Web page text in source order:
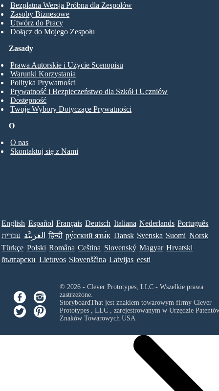
Bezpłatna Wersja Próbna dla Zespołów
Zasoby Biznesowe
Utwórz do Pracy
Dołącz do Mojego Zespołu
O
O nas
Skontaktuj się z Nami
Zasady
Prawa Autorskie i Użycie Scenopisu
Warunki Korzystania
Polityka Prywatności
Prywatność i Bezpieczeństwo dla Szkół i Uczniów
Dostępność
Twoje Wybory Dotyczące Prywatności
English Español Français Deutsch Italiana Nederlands Português
עברית العَرَبِيَّة हिन्दी ру́сский язы́к Dansk Svenska Suomi Norsk
Türkçe Polski Româna Ceština Slovenský Magyar Hrvatski
български Lietuvos Slovenščina Latvijas eesti
© 2026 - Clever Prototypes, LLC - Wszelkie prawa
zastrzeżone.
StoryboardThat jest znakiem towarowym firmy Clever
Prototypes , LLC, zarejestrowanym w Urzędzie
Znaków Towarowych USA